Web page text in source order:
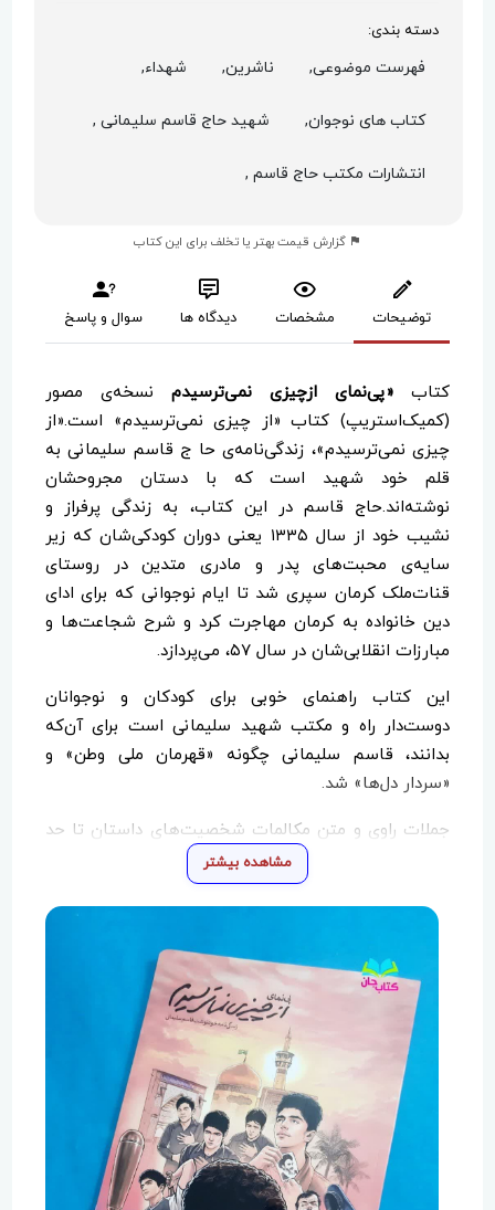
دسته بندی:
فهرست موضوعی, ناشرین, شهداء,
کتاب های نوجوان, شهید حاج قاسم سلیمانی ,
انتشارات مکتب حاج قاسم ,
گزارش قیمت بهتر یا تخلف برای این کتاب
توضیحات مشخصات دیدگاه ها سوال و پاسخ
کتاب «پی‌نمای ازچیزی‌ نمی‌ترسیدم نسخه‌ی مصور
(کمیک‌استریپ) کتاب «از چیزی نمی‌ترسیدم» است.«از
چیزی نمی‌ترسیدم»، زندگی‌نامه‌ی حا ج قاسم سلیمانی به
قلم خود شهید است که با دستان مجروحشان
نوشته‌اند.حاج قاسم در این کتاب، به زندگی پرفراز و
نشیب خود از سال ۱۳۳۵ یعنی دوران کودکی‌شان که زیر
سایه‌ی محبت‌های پدر و مادری متدین در روستای
قنات‌ملک کرمان سپری شد تا ایام نوجوانی که برای ادای
دین خانواده به کرمان مهاجرت کرد و شرح شجاعت‌ها و
مبارزات انقلابی‌شان در سال ۵۷، می‌پردازد.
این کتاب راهنمای خوبی برای کودکان و نوجوانان
دوست‌دار راه و مکتب شهید سلیمانی است برای آن‌که
بدانند، قاسم سلیمانی چگونه «قهرمان ملی وطن» و
«سردار دل‌ها» شد.
جملات راوی و متن مکالمات شخصیت‌های داستان تا حد
ممکن مشابه و وفادار به دست‌نوشته‌های شهید سلیمانی
است اما در مواردی برای پیش‌برد داستان، رسا شدن
گفت‌وگوها و نزدیک‌تر شدن زبان آن به مخاطب نوجوان،
مشاهده بیشتر